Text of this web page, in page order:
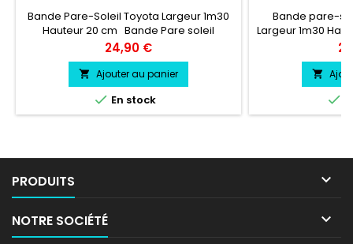
Bande Pare-Soleil Toyota Largeur 1m30
Hauteur 20 cm Bande Pare soleil
couleur au choix Logo Toyota couleur au
choix
Prix
24,90 €
 Ajouter au panier
 En stock
Bande pare-
Largeur 1m30
soleil couleur
GT3RS


PRODUITS 
NOTRE SOCIÉTÉ 